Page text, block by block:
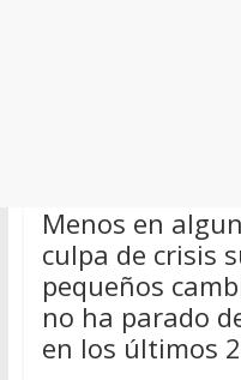
Menos en
culpa de crisis
pequeños
no ha parado
en los últimos